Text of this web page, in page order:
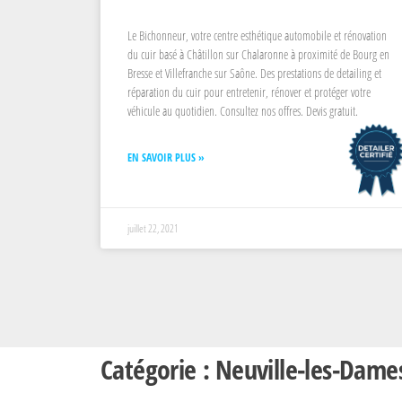
Le Bichonneur, votre centre esthétique automobile et rénovation
du cuir basé à Châtillon sur Chalaronne à proximité de Bourg en
Bresse et Villefranche sur Saône. Des prestations de detailing et
réparation du cuir pour entretenir, rénover et protéger votre
véhicule au quotidien. Consultez nos offres. Devis gratuit.
EN SAVOIR PLUS »
juillet 22, 2021
Catégorie : Neuville-les-